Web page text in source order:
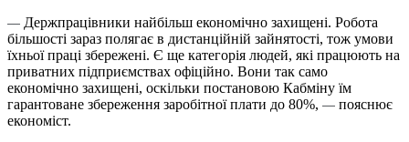
— Держпрацівники найбільш економічно захищені. Робота
більшості зараз полягає в дистанційній зайнятості, тож умови
їхньої праці збережені. Є ще категорія людей, які працюють на
приватних підприємствах офіційно. Вони так само
економічно захищені, оскільки постановою Кабміну їм
гарантоване збереження заробітної плати до 80%, — пояснює
економіст.